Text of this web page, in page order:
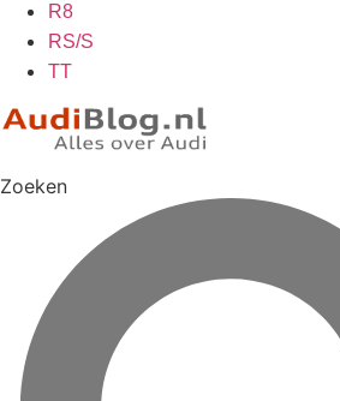
R8
RS/S
TT
Zoeken